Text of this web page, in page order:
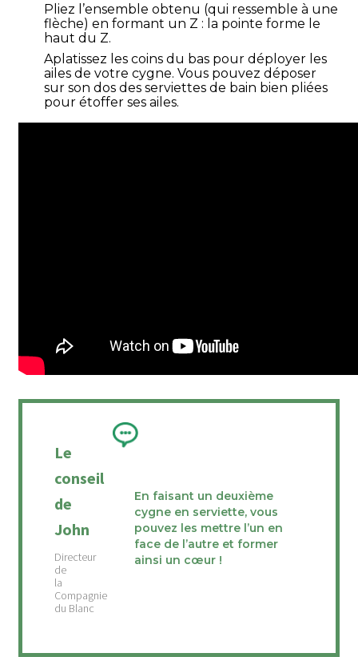
Pliez l’ensemble obtenu (qui ressemble à une
flèche) en formant un Z : la pointe forme le
haut du Z.
Aplatissez les coins du bas pour déployer les
ailes de votre cygne. Vous pouvez déposer
sur son dos des serviettes de bain bien pliées
pour étoffer ses ailes.
Le
conseil
de
John
En faisant un deuxième
cygne en serviette, vous
pouvez les mettre l’un en
face de l’autre et former
ainsi un cœur !